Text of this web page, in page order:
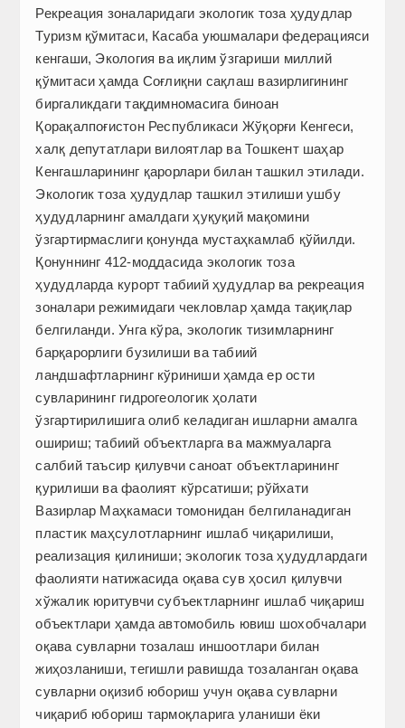
Рекреация зоналаридаги экологик тоза ҳудудлар
Туризм қўмитаси, Касаба уюшмалари федерацияси
кенгаши, Экология ва иқлим ўзгариши миллий
қўмитаси ҳамда Соғлиқни сақлаш вазирлигининг
биргаликдаги тақдимномасига биноан
Қорақалпоғис­тон Респуб­ликаси Жўқорғи Кенгеси,
халқ депутатлари вилоятлар ва Тошкент шаҳар
Кенгашларининг қарорлари билан ташкил этилади.
Экологик тоза ҳудудлар ташкил этилиши ушбу
ҳудудларнинг амалдаги ҳуқуқий мақомини
ўзгартирмаслиги қонунда мустаҳкамлаб қўйилди.
Қонуннинг 412-моддасида экологик тоза
ҳудудларда курорт табиий ҳудудлар ва рекреация
зоналари режимидаги чекловлар ҳамда тақиқлар
белгиланди. Унга кўра, экологик тизимларнинг
барқарорлиги бузилиши ва табиий
ландшафтларнинг кўриниши ҳамда ер ости
сувларининг гидрогеологик ҳолати
ўзгартирилишига олиб келадиган ишларни амалга
ошириш; табиий объектларга ва мажмуаларга
салбий таъсир қилувчи саноат объектларининг
қурилиши ва фаолият кўрсатиши; рўйхати
Вазирлар Маҳкамаси томонидан белгиланадиган
пластик маҳсулотларнинг ишлаб чиқарилиши,
реализация қилиниши; экологик тоза ҳудудлардаги
фаолияти натижасида оқава сув ҳосил қилувчи
хўжалик юритувчи субъектларнинг ишлаб чиқариш
объектлари ҳамда автомобиль ювиш шохобчалари
оқава сувларни тозалаш иншоотлари билан
жиҳозланиши, тегишли равишда тозаланган оқава
сувларни оқизиб юбориш учун оқава сувларни
чиқариб юбориш тармоқларига уланиши ёки